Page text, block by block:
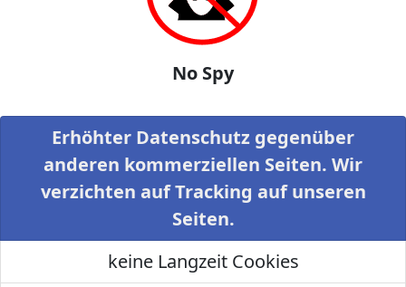
No Spy
Erhöhter Datenschutz gegenüber
anderen kommerziellen Seiten. Wir
verzichten auf Tracking auf unseren
Seiten.
keine Langzeit Cookies